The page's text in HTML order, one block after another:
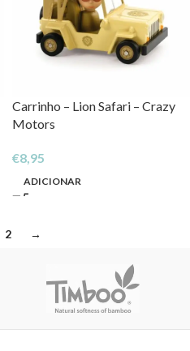
Carrinho – Lion Safari – Crazy
Motors
€8,95
ADICIONAR
2 →